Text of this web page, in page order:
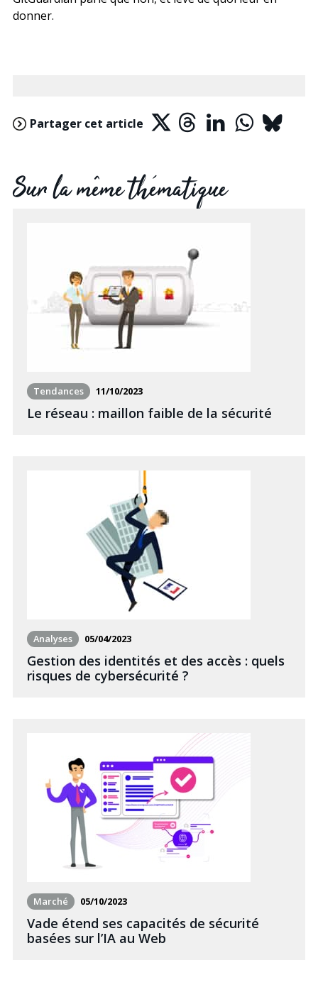
donner.
Partager cet article
Sur la même thématique
Tendances 11/10/2023
Le réseau : maillon faible de la sécurité
Analyses 05/04/2023
Gestion des identités et des accès : quels
risques de cybersécurité ?
Marché 05/10/2023
Vade étend ses capacités de sécurité
basées sur l’IA au Web